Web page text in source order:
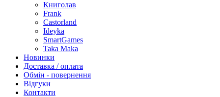
Книголав
Frank
Castorland
Ideyka
SmartGames
Taka Maka
Новинки
Доставка / оплата
Обмін - повернення
Відгуки
Контакти